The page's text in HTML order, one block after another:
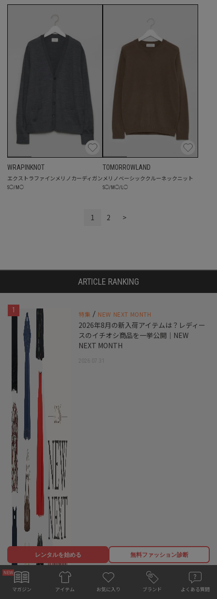
WRAPINKNOT
エクストラファインメリノカーディガン
S◯/ M ◯
TOMORROWLAND
メリノベーシッククルーネックニット
S◯/ M ◯/ ◯
1 2 >
ARTICLE RANKING
1 特集 / NEW NEXT MONTH
2026年8月の新入荷アイテムは？レディー
スのイチオシ商品を一挙公開｜NEW
NEXT MONTH
2026.07.31
マガジン アイテム お気に入り ブランド よくある質問
レンタルを始める 無料ファッション診断